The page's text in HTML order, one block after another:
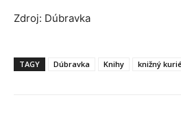
Zdroj: Dúbravka
TAGY Dúbravka Knihy knižný